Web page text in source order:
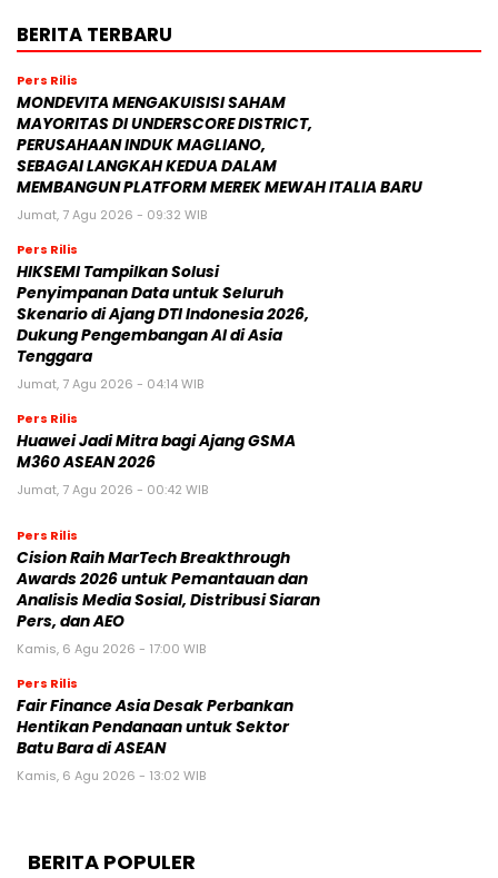
BERITA TERBARU
Pers Rilis
MONDEVITA MENGAKUISISI SAHAM
MAYORITAS DI UNDERSCORE DISTRICT,
PERUSAHAAN INDUK MAGLIANO,
SEBAGAI LANGKAH KEDUA DALAM
MEMBANGUN PLATFORM MEREK MEWAH ITALIA BARU
Jumat, 7 Agu 2026 - 09:32 WIB
Pers Rilis
HIKSEMI Tampilkan Solusi
Penyimpanan Data untuk Seluruh
Skenario di Ajang DTI Indonesia 2026,
Dukung Pengembangan AI di Asia
Tenggara
Jumat, 7 Agu 2026 - 04:14 WIB
Pers Rilis
Huawei Jadi Mitra bagi Ajang GSMA
M360 ASEAN 2026
Jumat, 7 Agu 2026 - 00:42 WIB
Pers Rilis
Cision Raih MarTech Breakthrough
Awards 2026 untuk Pemantauan dan
Analisis Media Sosial, Distribusi Siaran
Pers, dan AEO
Kamis, 6 Agu 2026 - 17:00 WIB
Pers Rilis
Fair Finance Asia Desak Perbankan
Hentikan Pendanaan untuk Sektor
Batu Bara di ASEAN
Kamis, 6 Agu 2026 - 13:02 WIB
BERITA POPULER